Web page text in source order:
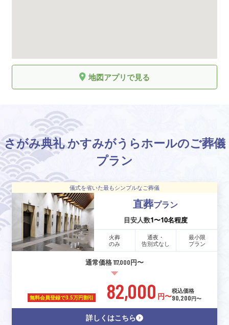
地図アプリで見る
さがみ典礼 かすみがうらホールのご葬儀
プラン
儀式を省いた最もシンプルなご葬儀
直葬プラン
目安人数1〜10名程度
火葬
のみ
通夜・
告別式なし
最小限
プラン
通常価格 117,000円〜
無料会員登録で3.5万円割引 82,000 円〜
税込価格
90,200円〜
詳しくはこちら